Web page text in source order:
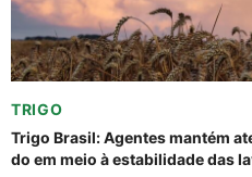
TRIGO
Trigo Brasil: Agentes mantém
do em meio à estabilidade das